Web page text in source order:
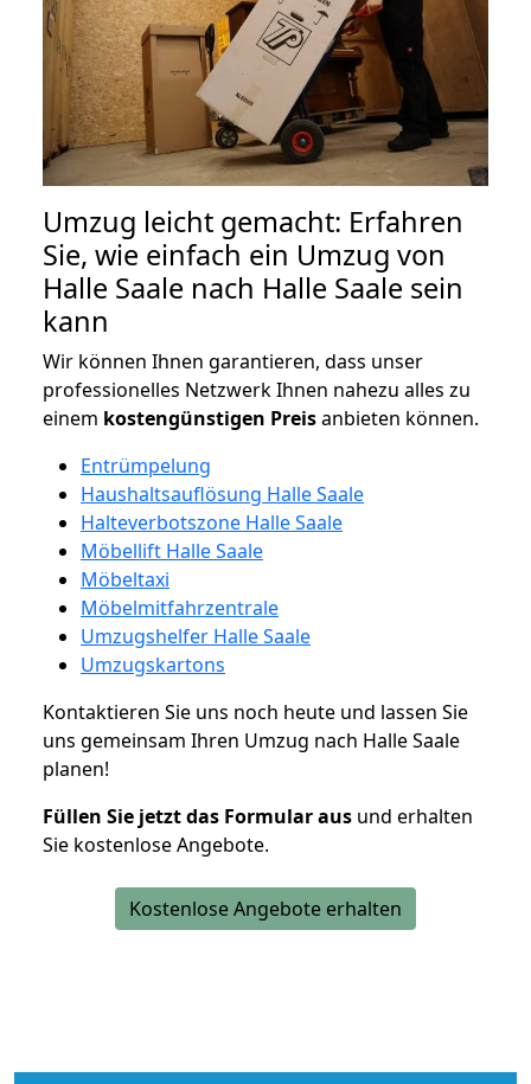
Umzug leicht gemacht: Erfahren
Sie, wie einfach ein Umzug von
Halle Saale nach Halle Saale sein
kann
Wir können Ihnen garantieren, dass unser
professionelles Netzwerk Ihnen nahezu alles zu
einem kostengünstigen Preisanbieten können.
Entrümpelung
Haushaltsauflösung Halle Saale
Halteverbotszone Halle Saale
Möbellift Halle Saale
Möbeltaxi
Möbelmitfahrzentrale
Umzugshelfer Halle Saale
Umzugskartons
Kontaktieren Sie uns noch heute und lassen Sie
uns gemeinsam Ihren Umzug nach Halle Saale
planen!
Füllen Sie jetzt das Formular aus und erhalten
Sie kostenlose Angebote.
Kostenlose Angebote erhalten